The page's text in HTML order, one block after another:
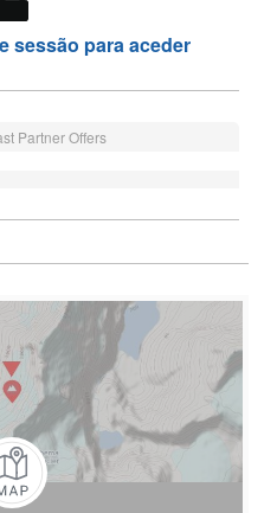
sessão para aceder
Partner Offers